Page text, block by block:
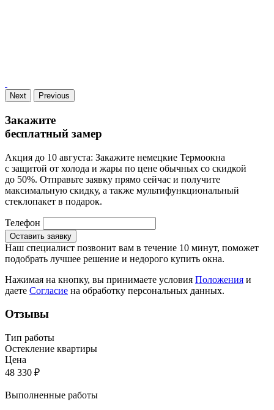
Next Previous
Закажите
бесплатный замер
Акция до 10 августа: Закажите немецкие Термоокна
с защитой от холода и жары по цене обычных со скидкой
до 50%. Отправьте заявку прямо сейчас и получите
максимальную скидку, а также мультифункциональный
стеклопакет в подарок.
Телефон
Оставить заявку
Наш специалист позвонит вам в течение 10 минут, поможет
подобрать лучшее решение и недорого купить окна.
Нажимая на кнопку, вы принимаете условия Положения и
даете Согласие на обработку персональных данных.
Отзывы
Тип работы
Остекление квартиры
Цена
48 330 ₽
Выполненные работы